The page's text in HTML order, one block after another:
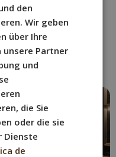
Mamés,
passt.​
GERMAN
den
Wir geben
über Ihre
unsere Partner
und
die Sie
oder die sie
Dienste
de